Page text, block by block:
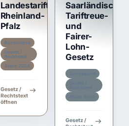
Landestariftreuegesetz
Rheinland-
Pfalz
Bundesland
Gesetz /
Rechtstext
Stand 2026
Gesetz /
Rechtstext
öffnen
Saarländisches
Tariftreue-
und
Fairer-
Lohn-
Gesetz
Gesetz /